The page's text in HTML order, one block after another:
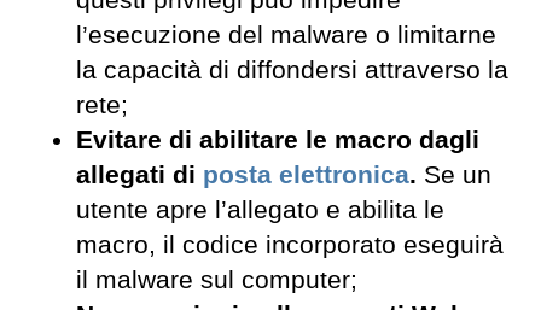
l’esecuzione del malware o limitarne
la capacità di diffondersi attraverso la
rete;
Evitare di abilitare le macro dagli
allegati di posta elettronica. Se un
utente apre l’allegato e abilita le
macro, il codice incorporato eseguirà
il malware sul computer;